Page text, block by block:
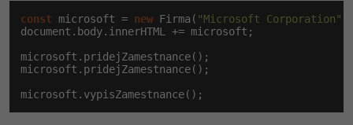
const microsoft = new Firma( "Microsoft Corporation"
document .body.innerHTML += microsoft;
microsoft.pridejZamestnance();
microsoft.pridejZamestnance();
microsoft.vypisZamestnance();